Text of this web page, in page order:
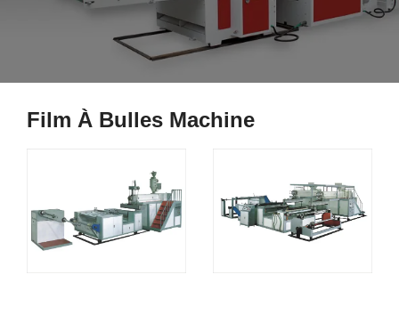
Film À Bulles Machine